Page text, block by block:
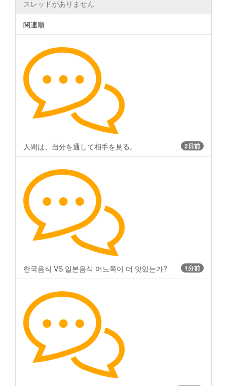
スレッドがありません
関連順
人間は、自分を通して相手を見る。 2日前
한국음식 VS 일본음식 어느쪽이 더 맛있는가? 1分前